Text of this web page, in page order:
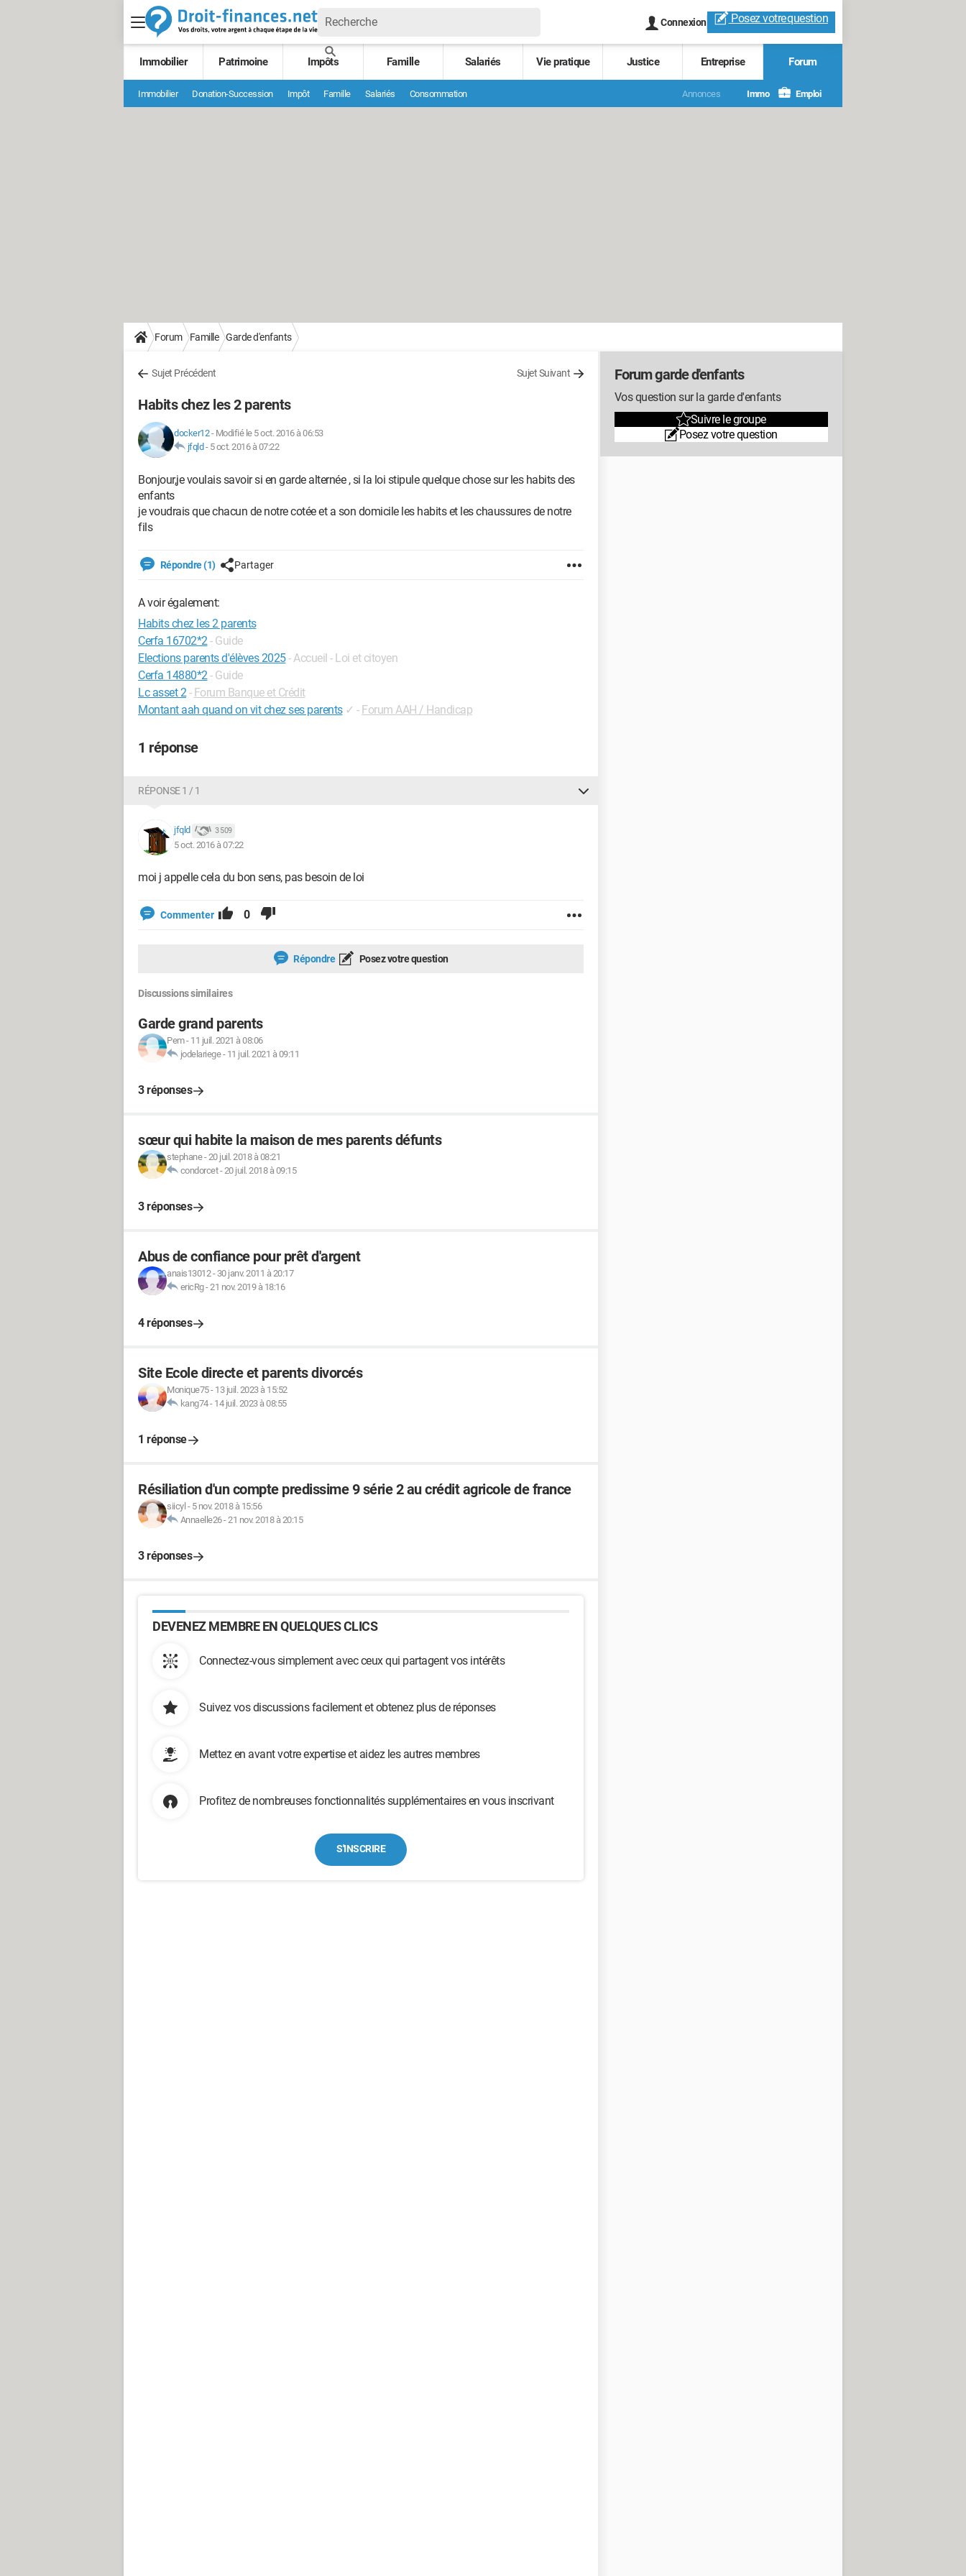
Connexion Posez votrequestion
Immobilier Patrimoine Impôts Famille Salariés Vie pratique Justice Entreprise Forum
Immobilier Donation-Succession Impôt Famille Salariés Consommation Annonces Immo Emploi
Forum Famille Garde d'enfants
Sujet Précédent Sujet Suivant
Habits chez les 2 parents
docker12- Modifié le 5 oct. 2016 à 06:53
jfqld - 5 oct. 2016 à 07:22
Bonjour,je voulais savoir si en garde alternée , si la loi stipule quelque chose sur les habits des
enfants
je voudrais que chacun de notre cotée et a son domicile les habits et les chaussures de notre
fils
Répondre (1) Partager
A voir également:
Habits chez les 2 parents
Cerfa 16702*2- Guide
Elections parents d'élèves 2025- Accueil - Loi et citoyen
Cerfa 14880*2- Guide
Lc asset 2 - Forum Banque et Crédit
Montant aah quand on vit chez ses parents ✓ - Forum AAH / Handicap
1 réponse
RÉPONSE 1 / 1
jfqld 3 509
5 oct. 2016 à 07:22
moi j appelle cela du bon sens, pas besoin de loi
Commenter 0
Répondre Posez votre question
Discussions similaires
Garde grand parents
Pem- 11 juil. 2021 à 08:06
jodelariege- 11 juil. 2021 à 09:11
3 réponses
sœur qui habite la maison de mes parents défunts
stephane-20 juil. 2018 à 08:21
condorcet-20 juil. 2018 à 09:15
3 réponses
Abus de confiance pour prêt d'argent
anais13012- 30 janv. 2011 à 20:17
ericRg-21 nov. 2019 à 18:16
4 réponses
Site Ecole directe et parents divorcés
Monique75- 13 juil. 2023 à 15:52
kang74- 14 juil. 2023 à 08:55
1 réponse
Résiliation d'un compte predissime 9 série 2 au crédit agricole de france
siicyl - 5 nov. 2018 à 15:56
Annaelle26-21 nov. 2018 à 20:15
3 réponses
DEVENEZ MEMBRE EN QUELQUES CLICS
Connectez-vous simplement avec ceux qui partagent vos intérêts
Suivez vos discussions facilement et obtenez plus de réponses
Mettez en avant votre expertise et aidez les autres membres
Profitez de nombreuses fonctionnalités supplémentaires en vous inscrivant
S'INSCRIRE
Forum garde d'enfants
Vos question sur la garde d'enfants
Suivre le groupe
Posez votre question